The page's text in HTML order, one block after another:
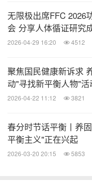
着"新平衡主义"深深
远流长。养固健希
意识开始觉醒，对
秋的沉淀、冬的蓄
风盛典落下帷幕，
的每一个日常。
无限极出席FFC 2026
会 分享人体循证研究
2026-04-29 16:20 4512
聚焦国民健康新诉求
动"寻找新平衡人物"活
2026-04-22 11:12 3821
春分时节话平衡丨养
平衡主义"正在兴起
2026-03-20 20:15 5853